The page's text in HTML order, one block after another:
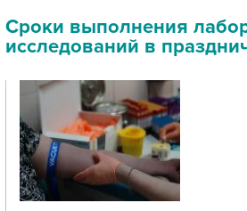
Сроки выполнения
исследований в